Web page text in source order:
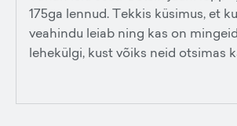
175ga lennud. Tekkis küsimus, et
veahindu leiab ning kas on
lehekülgi, kust võiks neid otsimas